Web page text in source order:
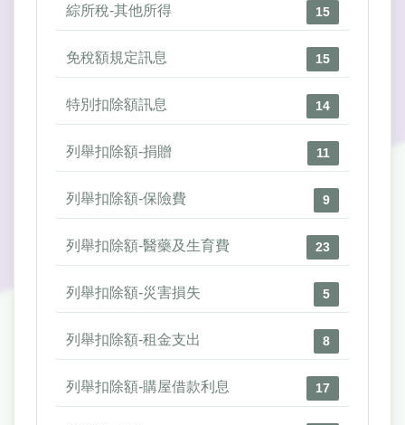
綜所稅-其他所得 15
免稅額規定訊息 15
特別扣除額訊息 14
列舉扣除額-捐贈 11
列舉扣除額-保險費 9
列舉扣除額-醫藥及生育費 23
列舉扣除額-災害損失 5
列舉扣除額-租金支出 8
列舉扣除額-購屋借款利息 17